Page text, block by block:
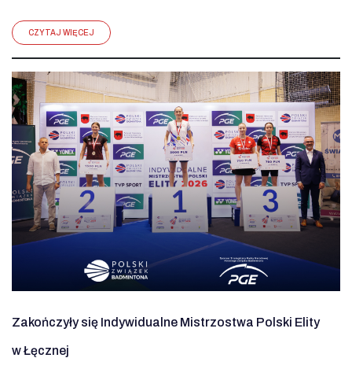
CZYTAJ WIĘCEJ
Zakończyły się Indywidualne Mistrzostwa Polski Elity
w Łęcznej